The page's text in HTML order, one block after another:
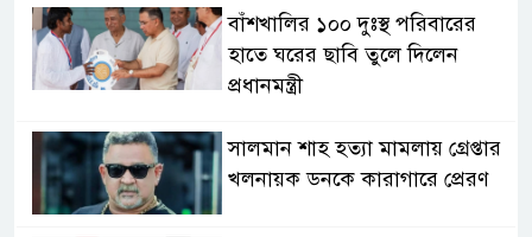
বাঁশখালির ১০০ দুঃস্থ পরিবারের
হাতে ঘরের ছাবি তুলে দিলেন
প্রধানমন্ত্রী
সালমান শাহ হত্যা মামলায় গ্রেপ্তার
খলনায়ক ডনকে কারাগারে প্রেরণ